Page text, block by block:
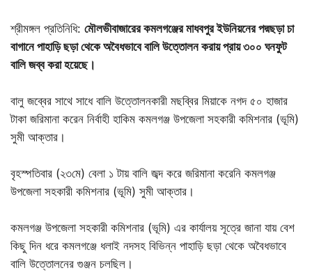
শ্রীমঙ্গল প্রতিনিধি: মৌলভীবাজারের কমলগঞ্জের মাধবপুর ইউনিয়নের পদ্মছড়া চা
বাগানে পাহাড়ি ছড়া থেকে অবৈধভাবে বালি উত্তোলন করায় প্রায় ৩০০ ঘনফুট
বালি জব্ব করা হয়েছে।
বালু জব্বের সাথে সাধে বালি উত্তোলনকারী মছব্বির মিয়াকে নগদ ৫০ হাজার
টাকা জরিমানা করেন নির্বাহী হাকিম কমলগঞ্জ উপজেলা সহকারী কমিশনার (ভূমি)
সুমী আক্তার।
বৃহস্পতিবার (২৩মে) বেলা ১ টায় বালি জব্দ করে জরিমানা করেনি কমলগঞ্জ
উপজেলা সহকারী কমিশনার (ভূমি) সুমী আক্তার।
কমলগঞ্জ উপজেলা সহকারী কমিশনার (ভূমি) এর কার্যালয় সূত্রে জানা যায় বেশ
কিছু দিন ধরে কমলগঞ্জে ধলাই নদসহ বিভিন্ন পাহাড়ি ছড়া থেকে অবৈধভাবে
বালি উত্তোলনের গুঞ্জন চলছিল।